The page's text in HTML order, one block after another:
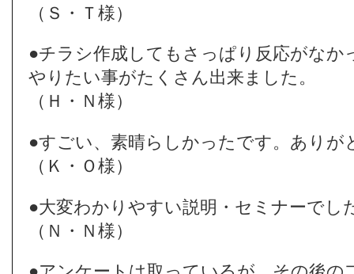
（Ｓ・Ｔ様）
●チラシ作成してもさっぱり反応がなか
やりたい事がたくさん出来ました。
（Ｈ・Ｎ様）
●すごい、素晴らしかったです。ありが
（Ｋ・Ｏ様）
●大変わかりやすい説明・セミナーでし
（Ｎ・Ｎ様）